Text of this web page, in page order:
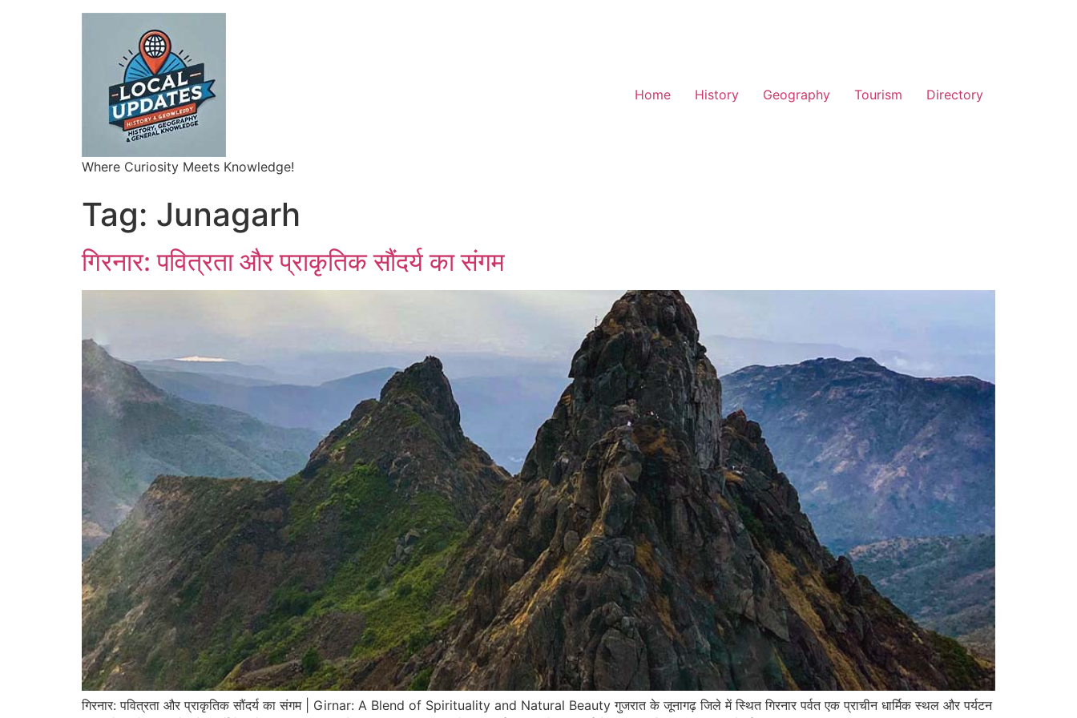
Where Curiosity Meets Knowledge!
Home History Geography Tourism Directory
Tag: Junagarh
गिरनार: पवित्रता और प्राकृतिक सौंदर्य का संगम
गिरनार: पवित्रता और प्राकृतिक सौंदर्य का संगम | Girnar: A Blend of Spirituality and Natural Beauty गुजरात के जूनागढ़ जिले में स्थित गिरनार पर्वत एक प्राचीन धार्मिक स्थल और पर्यटन